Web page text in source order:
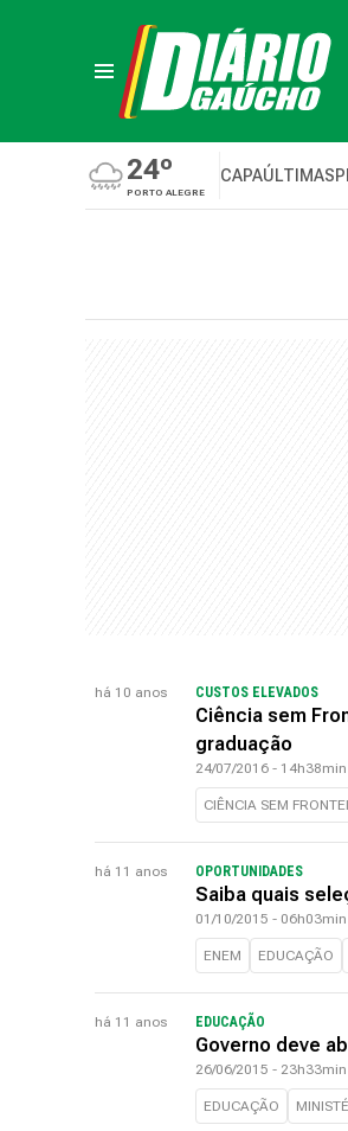
24º
PORTO ALEGRE
CAPAÚLTIMAS
há 10 anos CUSTOS ELEVADOS
Ciência sem
graduação
24/07/2016 - 14h38min
CIÊNCIA SEM
há 11 anos OPORTUNIDADES
Saiba quais
01/10/2015 - 06h03min
ENEM EDUCAÇÃO
há 11 anos EDUCAÇÃO
Governo deve
26/06/2015 - 23h33min
EDUCAÇÃO